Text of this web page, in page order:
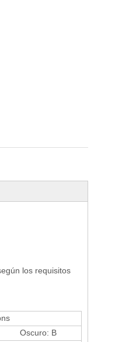
los requisitos
Oscuro: B